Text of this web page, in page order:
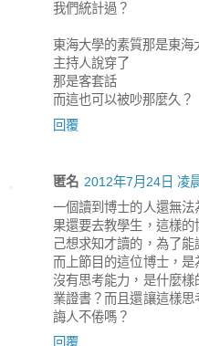
我們統計過？
東海大學的素質那是東
主持人說穿了
那是客套話
而這也可以被吵那麼久？
回覆
匿名 2012年7月24日 凌
一個讀到博士的人還無
果還要去教學生，這樣
己想求知才讀的，為了能
而上節目的這位博士，
沒有思考能力，是什麼
業證書？而且還讓這樣
誨人不倦嗎？
回覆